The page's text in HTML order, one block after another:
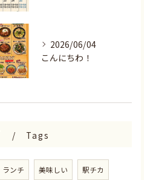
2026/06/04
こんにちわ！
Tags
ランチ 美味しい 駅チカ